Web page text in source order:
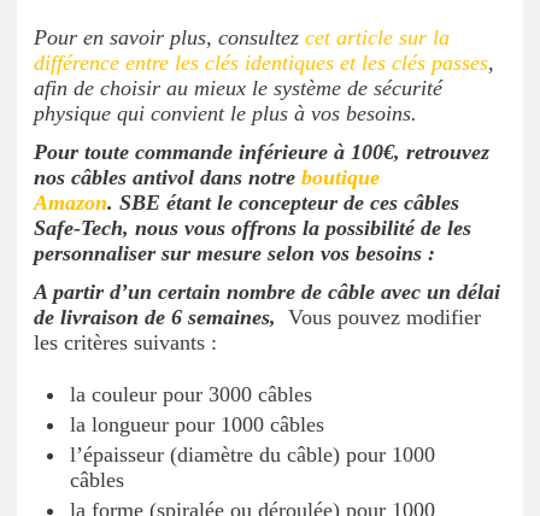
Pour en savoir plus, consultez cet article sur la
différence entre les clés identiques et les clés passes,
afin de choisir au mieux le système de sécurité
physique qui convient le plus à vos besoins.
Pour toute commande inférieure à 100€, retrouvez
nos câbles antivol dans notre boutique
Amazon. SBE étant le concepteur de ces câbles
Safe-Tech, nous vous offrons la possibilité de les
personnaliser sur mesure selon vos besoins :
A partir d’un certain nombre de câble avec un délai
de livraison de 6 semaines, Vous pouvez modifier
les critères suivants :
la couleur pour 3000 câbles
la longueur pour 1000 câbles
l’épaisseur (diamètre du câble) pour 1000
câbles
la forme (spiralée ou déroulée) pour 1000